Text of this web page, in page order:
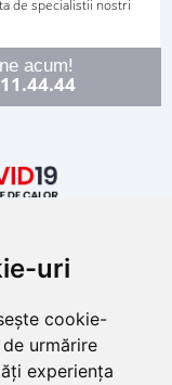
uri
cookie-
urmărire
experiența
de specialistii nostri
acum!